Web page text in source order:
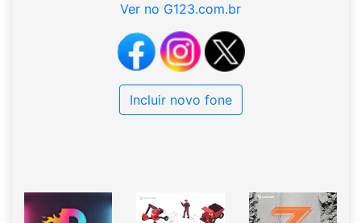
Ver no G123.com.br
Incluir novo fone